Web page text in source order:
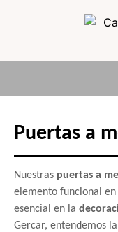
Puertas a
Nuestras puertas a
elemento funcional
esencial en la
Gercar, entendemos